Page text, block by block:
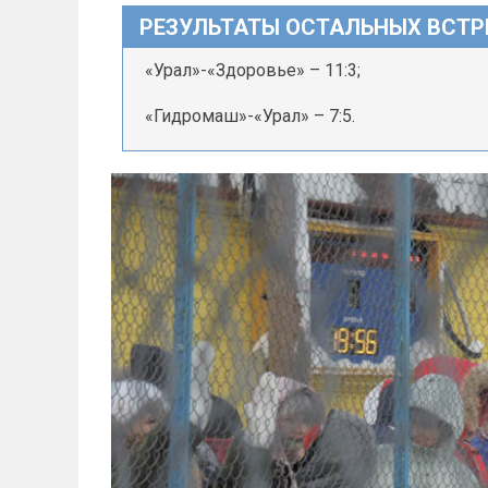
РЕЗУЛЬТАТЫ ОСТАЛЬНЫХ
«Урал»-«Здоровье» – 11:3;
«Гидромаш»-«Урал» – 7:5.